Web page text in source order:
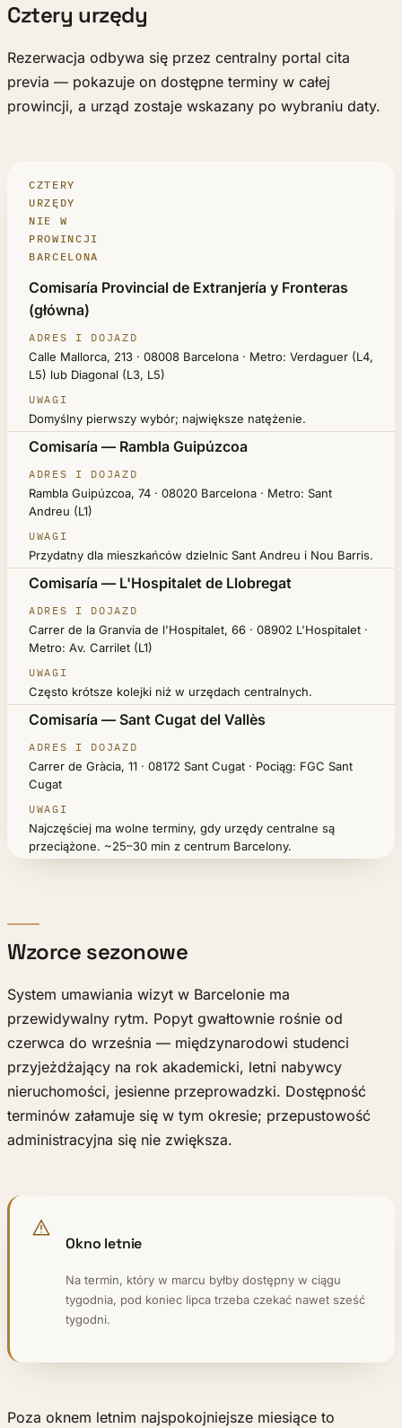
Cztery urzędy
Rezerwacja odbywa się przez centralny portal cita
previa — pokazuje on dostępne terminy w całej
prowincji, a urząd zostaje wskazany po wybraniu daty.
CZTERY
URZĘDY
NIE W
PROWINCJI
BARCELONA
URZĄD
ADRES I DOJAZD
UWAGI
Comisaría Provincial de Extranjería y Fronteras
(główna)
Calle Mallorca, 213 · 08008 Barcelona · Metro: Verdaguer (L4,
L5) lub Diagonal (L3, L5)
Domyślny pierwszy wybór; największe natężenie.
Comisaría — Rambla Guipúzcoa
Rambla Guipúzcoa, 74 · 08020 Barcelona · Metro: Sant
Andreu (L1)
Przydatny dla mieszkańców dzielnic Sant Andreu i Nou Barris.
Comisaría — L'Hospitalet de Llobregat
Carrer de la Granvia de l'Hospitalet, 66 · 08902 L'Hospitalet ·
Metro: Av. Carrilet (L1)
Często krótsze kolejki niż w urzędach centralnych.
Comisaría — Sant Cugat del Vallès
Carrer de Gràcia, 11 · 08172 Sant Cugat · Pociąg: FGC Sant
Cugat
Najczęściej ma wolne terminy, gdy urzędy centralne są
przeciążone. ~25–30 min z centrum Barcelony.
Wzorce sezonowe
System umawiania wizyt w Barcelonie ma
przewidywalny rytm. Popyt gwałtownie rośnie od
czerwca do września — międzynarodowi studenci
przyjeżdżający na rok akademicki, letni nabywcy
nieruchomości, jesienne przeprowadzki. Dostępność
terminów załamuje się w tym okresie; przepustowość
administracyjna się nie zwiększa.
Okno letnie
Na termin, który w marcu byłby dostępny w ciągu
tygodnia, pod koniec lipca trzeba czekać nawet sześć
tygodni.
Poza oknem letnim najspokojniejsze miesiące to